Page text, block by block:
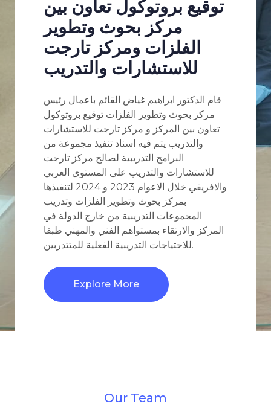
توقيع بروتوكول تعاون بين
مركز بحوث وتطوير
الفلزات ومركز تارجت
للاستشارات والتدريب
قام الدكتور ابراهيم غياض القائم باعمال رئيس
مركز بحوث وتطوير الفلزات توقيع بروتوكول
تعاون بين المركز و مركز تارجت للاستشارات
والتدريب يتم فيه اسناد تنفيذ مجموعة من
البرامج التدريبية لصالح مركز تارجت
للاستشارات والتدريب على المستوى العربي
والافريقي خلال الاعوام 2023 و 2024 لتنفيذها
بمركز بحوث وتطوير الفلزات وتدريب
المجموعات التدريبية من خارج الدولة في
المركز والارتقاء بمستواهم الفني والمهني طبقا
للاحتياجات التدريبية الفعلية للمتتدربين.
Explore More
Our Team